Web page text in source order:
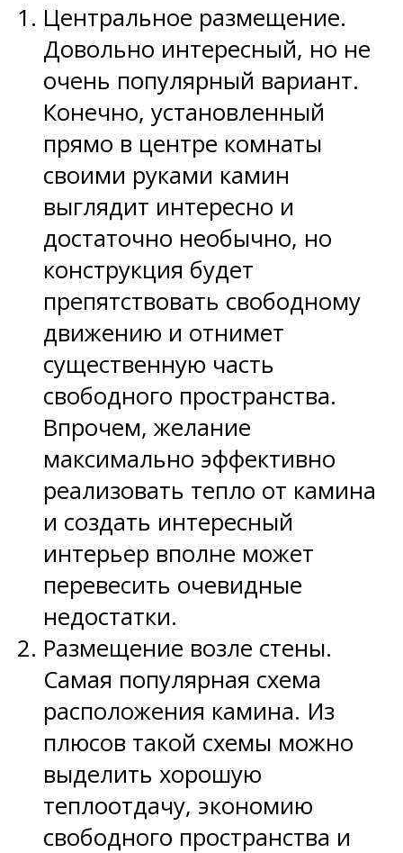
Центральное размещение.
Довольно интересный, но не
очень популярный вариант.
Конечно, установленный
прямо в центре комнаты
своими руками камин
выглядит интересно и
достаточно необычно, но
конструкция будет
препятствовать свободному
движению и отнимет
существенную часть
свободного пространства.
Впрочем, желание
максимально эффективно
реализовать тепло от камина
и создать интересный
интерьер вполне может
перевесить очевидные
недостатки.
Размещение возле стены.
Самая популярная схема
расположения камина. Из
плюсов такой схемы можно
выделить хорошую
теплоотдачу, экономию
свободного пространства и